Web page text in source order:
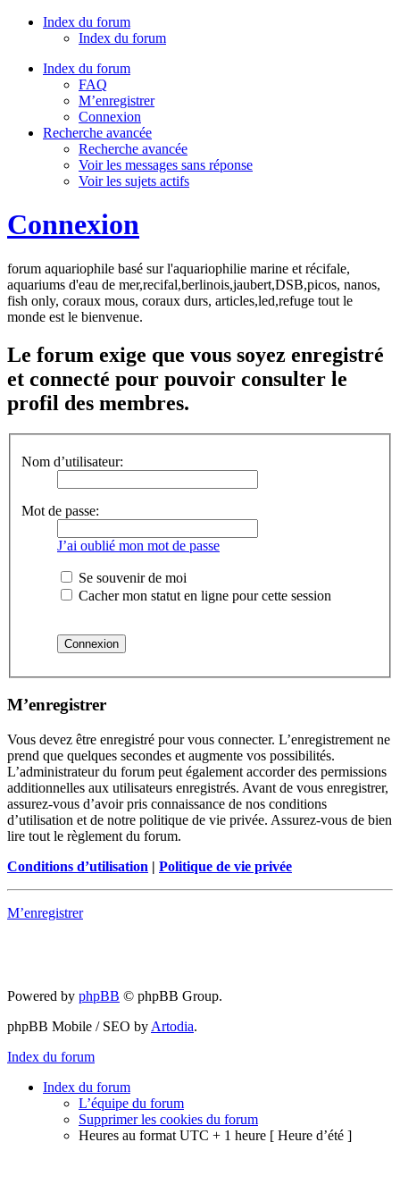
Index du forum
Index du forum
Index du forum
FAQ
M’enregistrer
Connexion
Recherche avancée
Recherche avancée
Voir les messages sans réponse
Voir les sujets actifs
Connexion
forum aquariophile basé sur l'aquariophilie marine et récifale,
aquariums d'eau de mer,recifal,berlinois,jaubert,DSB,picos, nanos,
fish only, coraux mous, coraux durs, articles,led,refuge tout le
monde est le bienvenue.
Le forum exige que vous soyez enregistré
et connecté pour pouvoir consulter le
profil des membres.
Nom d’utilisateur:
Mot de passe:
J’ai oublié mon mot de passe
Se souvenir de moi
Cacher mon statut en ligne pour cette session
M’enregistrer
Vous devez être enregistré pour vous connecter. L’enregistrement ne
prend que quelques secondes et augmente vos possibilités.
L’administrateur du forum peut également accorder des permissions
additionnelles aux utilisateurs enregistrés. Avant de vous enregistrer,
assurez-vous d’avoir pris connaissance de nos conditions
d’utilisation et de notre politique de vie privée. Assurez-vous de bien
lire tout le règlement du forum.
Conditions d’utilisation | Politique de vie privée
M’enregistrer
Powered by phpBB © phpBB Group.
phpBB Mobile / SEO by Artodia.
Index du forum
Index du forum
L’équipe du forum
Supprimer les cookies du forum
Heures au format UTC + 1 heure [ Heure d’été ]